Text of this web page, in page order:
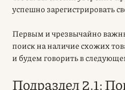
успешно зарегистрировать
Первым и чрезвычайно
поиск на наличие схожих
и будем говорить в
Подраздел 2.1: